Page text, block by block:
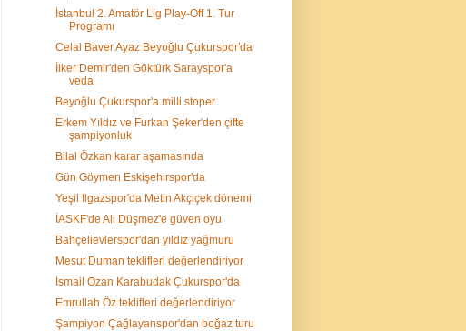
İstanbul 2. Amatör Lig Play-Off 1. Tur
Programı
Celal Baver Ayaz Beyoğlu Çukurspor'da
İlker Demir'den Göktürk Sarayspor'a
veda
Beyoğlu Çukurspor'a milli stoper
Erkem Yıldız ve Furkan Şeker'den çifte
şampiyonluk
Bilal Özkan karar aşamasında
Gün Göymen Eskişehirspor'da
Yeşil Ilgazspor'da Metin Akçiçek dönemi
İASKF'de Ali Düşmez'e güven oyu
Bahçelievlerspor'dan yıldız yağmuru
Mesut Duman teklifleri değerlendiriyor
İsmail Ozan Karabudak Çukurspor'da
Emrullah Öz teklifleri değerlendiriyor
Şampiyon Çağlayanspor'dan boğaz turu